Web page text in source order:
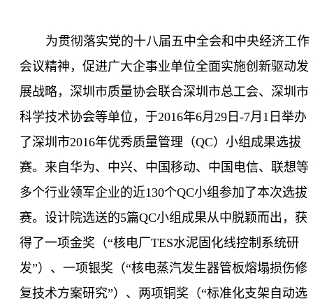
为贯彻落实党的十八届五中全会和中央经济工作
会议精神，促进广大企事业单位全面实施创新驱动发
展战略，深圳市质量协会联合深圳市总工会、深圳市
科学技术协会等单位，于2016年6月 29 日 -7月 1 日举办
了深圳市2016年优秀质量管理（QC）小组成果选拔
赛。来自华为、中兴、中国移动、中国电信、联想等
多个行业领军企业的近130个QC小组参加了本次选拔
赛。设计院选送的5篇QC小组成果从中脱颖而出，获
得了一项金奖（“核电厂 TES水泥固化线控制系统研
发”）、一项银奖（“核电蒸汽发生器管板熔塌损伤修
复技术方案研究”）、两项铜奖（“标准化支架自动选